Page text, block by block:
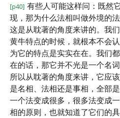
[p40] 有些人可能这样问：既然
现，那为什么法相叫做外境的
这是从耽著的角度来讲的。我
黄牛特点的时候，就根本不会
为它的特点是实实在在。我们
在的话，那它并不光是一个名
所以从耽著的角度来讲，它应
是名相、法相还是事相，全部
一个法变成很多，很多法变成
相的原则，也就知道了它们的